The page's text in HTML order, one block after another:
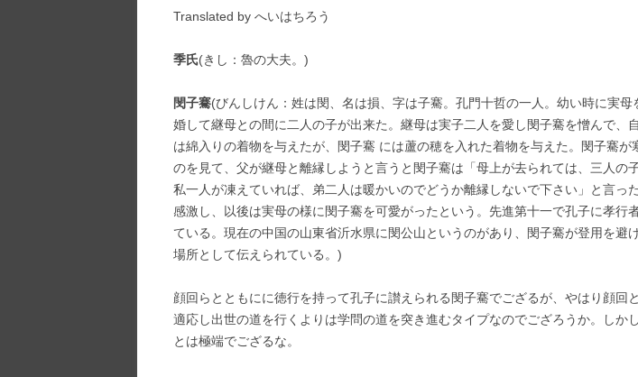
Translated by へいはちろう
季氏(きし：魯の大夫。)
閔子騫(びんしけん：姓は閔、名は損、字は子騫。孔門十哲の一人。幼い時に実母
婚して継母との間に二人の子が出来た。継母は実子二人を愛し閔子騫を憎んで、
は綿入りの着物を与えたが、閔子騫 には蘆の穂を入れた着物を与えた。閔子騫が
のを見て、父が継母と離縁しようと言うと閔子騫は「母上が去られては、三人の
私一人が凍えていれば、弟二人は暖かいのでどうか離縁しないで下さい」と言っ
感激し、以後は実母の様に閔子騫を可愛がったという。先進第十一で孔子に孝行
ている。現在の中国の山東省沂水県に閔公山というのがあり、閔子騫が登用を避
場所として伝えられている。)
顔回らとともにに徳行を持って孔子に讃えられる閔子騫でござるが、やはり顔回
適応し出世の道を行くよりは学問の道を突き進むタイプなのでござろうか。しか
とは極端でござるな。